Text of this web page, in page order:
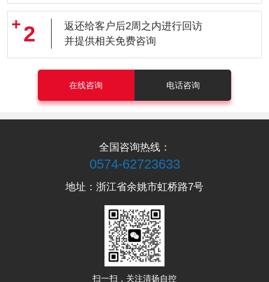
2
返还给客户后2周之内进行回访
并提供相关免费咨询
在线咨询 电话咨询
全国咨询热线：
0574-62723633
地址：浙江省余姚市虹桥路7号
扫一扫，关注清扬自控